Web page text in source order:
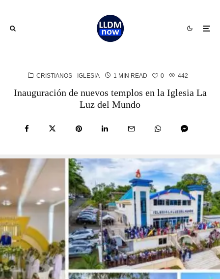
CRISTIANOS IGLESIA 1 MIN READ 0 442
Inauguración de nuevos templos en la Iglesia La
Luz del Mundo